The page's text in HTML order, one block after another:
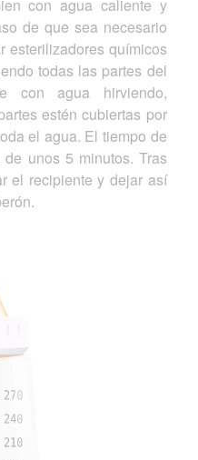
con agua caliente y
de que sea necesario
esterilizadores químicos
todas las partes del
con agua hirviendo,
estén cubiertas por
el agua. El tiempo de
unos 5 minutos. Tras
el recipiente y dejar así